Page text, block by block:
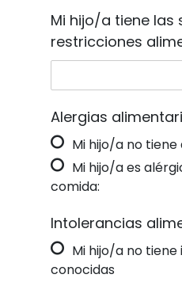
Mi hijo/a tiene las
restricciones
Alergias
Mi hijo/a no
Mi hijo/a es
comida:
Intolerancias
Mi hijo/a no
conocidas